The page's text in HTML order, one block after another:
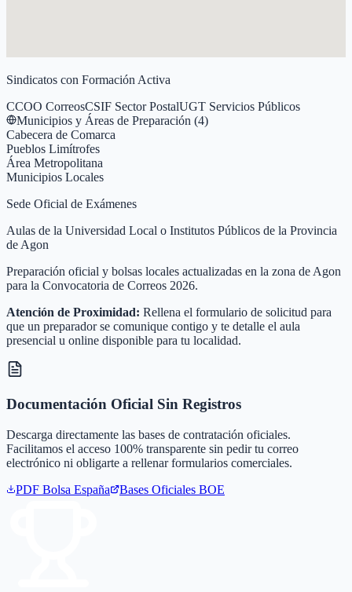
Sindicatos con Formación Activa
CCOO CorreosCSIF Sector PostalUGT Servicios Públicos
Municipios y Áreas de Preparación (4)
Cabecera de Comarca
Pueblos Limítrofes
Área Metropolitana
Municipios Locales
Sede Oficial de Exámenes
Aulas de la Universidad Local o Institutos Públicos de la Provincia
de Agon
Preparación oficial y bolsas locales actualizadas en la zona de Agon
para la Convocatoria de Correos 2026.
Atención de Proximidad: Rellena el formulario de solicitud para
que un preparador se comunique contigo y te detalle el aula
presencial u online disponible para tu localidad.
Documentación Oficial Sin Registros
Descarga directamente las bases de contratación oficiales.
Facilitamos el acceso 100% transparente sin pedir tu correo
electrónico ni obligarte a rellenar formularios comerciales.
PDF Bolsa España Bases Oficiales BOE